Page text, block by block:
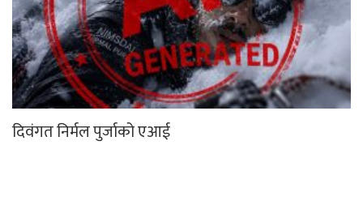
दिवंगत निर्मल पुर्जाको एआई